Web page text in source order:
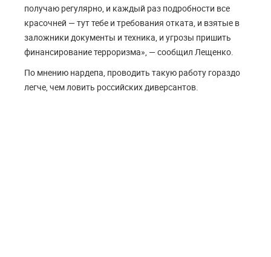
получаю регулярно, и каждый раз подробности все
красочней — тут тебе и требования отката, и взятые в
заложники документы и техника, и угрозы пришить
финансирование терроризма», — сообщил Лещенко.
По мнению нардепа, проводить такую работу гораздо
легче, чем ловить российских диверсантов.